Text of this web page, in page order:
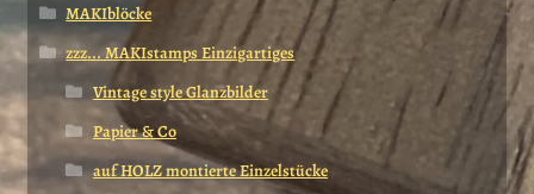
MAKIblöcke
zzz... MAKIstamps Einzigartiges
Vintage style Glanzbilder
Papier & Co
auf HOLZ montierte Einzelstücke